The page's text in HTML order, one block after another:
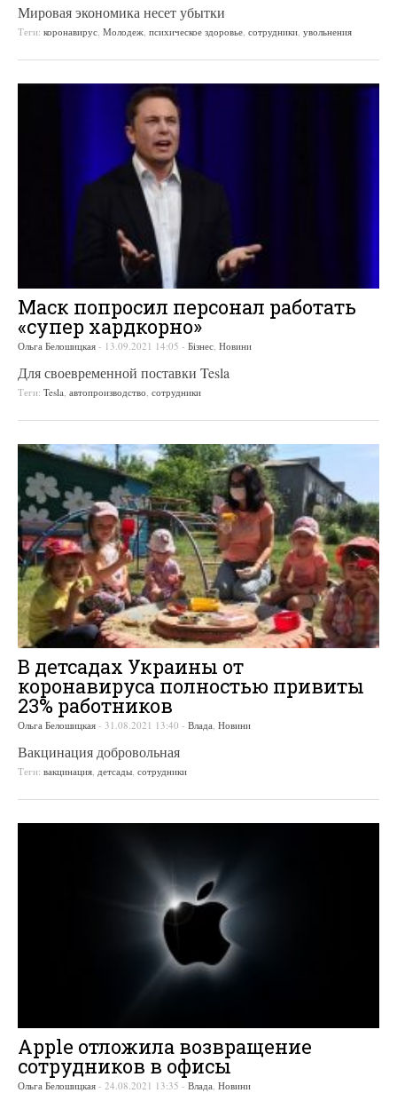
Мировая экономика несет убытки
Теги: коронавирус, Молодеж, психическое здоровье, сотрудники, увольнения
Маск попросил персонал работать
«супер хардкорно»
Ольга Белошицкая - 13.09.2021 14:05 - Бізнес Новини
Для своевременной поставки Tesla
Теги: Tesla автопроизводство сотрудники
В детсадах Украины от
коронавируса полностью привиты
23% работников
Ольга Белошицкая - 31.08.2021 13:40 - Влада, Новини
Вакцинация добровольная
Теги: вакцинация, детсады, сотрудники
Apple отложила возвращение
сотрудников в офисы
Ольга Белошицкая - 24.08.2021 13:35 - Влада Новини